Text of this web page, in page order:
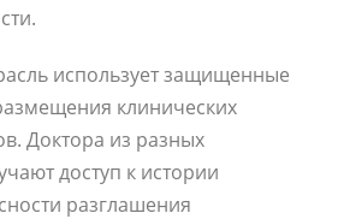
использует защищенные
клинических
Доктора из разных
доступ к истории
разглашения